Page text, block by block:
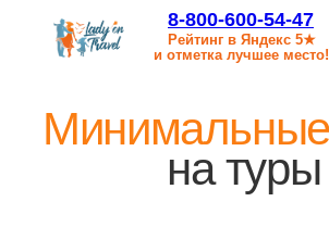
Рейтинг в Яндекс 5★
и отметка лучшее место!
8-800-600-54-47
на туры